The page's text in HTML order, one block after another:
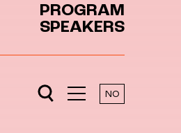
PROGRAM
SPEAKERS
NO